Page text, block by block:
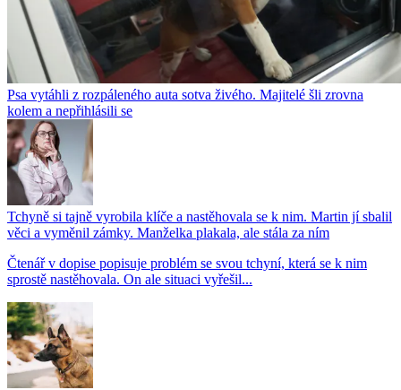
Psa vytáhli z rozpáleného auta sotva živého. Majitelé šli zrovna
kolem a nepřihlásili se
Tchyně si tajně vyrobila klíče a nastěhovala se k nim. Martin jí sbalil
věci a vyměnil zámky. Manželka plakala, ale stála za ním
Čtenář v dopise popisuje problém se svou tchyní, která se k nim
sprostě nastěhovala. On ale situaci vyřešil...